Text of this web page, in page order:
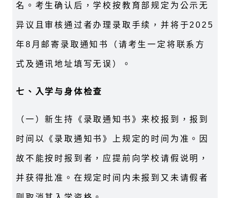
名。考生确认后，学校按教育部规定为公示无
异议且审核通过者办理录取手续，并将于2025
年8月邮寄录取通知书（请考生一定将联系方
式及通讯地址填写无误）。
七、入学与身体检查
（一）新生持《录取通知书》来校报到，报到
时间以《录取通知书》上规定的时间为准。因
故不能按时报到者，应提前向学校请假说明，
并获得批准。在规定时间内未报到又未请假者